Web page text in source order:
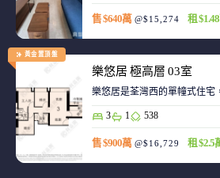
售 $640萬 @$15,274 租
黃金置頂盤
樂悠居 極高層 03室
樂悠居是荃灣西的單幢式住宅
3 1 538
售 $900萬 @$16,729 租 $2.5